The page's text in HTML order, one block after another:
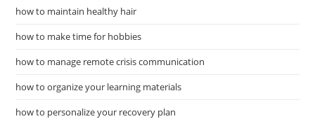
how to maintain healthy hair
how to make time for hobbies
how to manage remote crisis communication
how to organize your learning materials
how to personalize your recovery plan